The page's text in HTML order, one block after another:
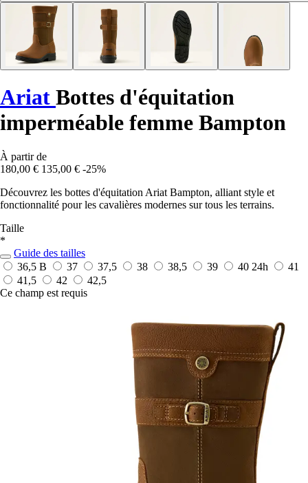
Ariat Bottes d'équitation
imperméable femme Bampton
À partir de
180,00 € 135,00 € -25%
Découvrez les bottes d'équitation Ariat Bampton, alliant style et
fonctionnalité pour les cavalières modernes sur tous les terrains.
Taille
*
Guide des tailles
36,5 B
37 37,5 38 38,5 39 40 24h
41
41,5
42
42,5
Ce champ est requis